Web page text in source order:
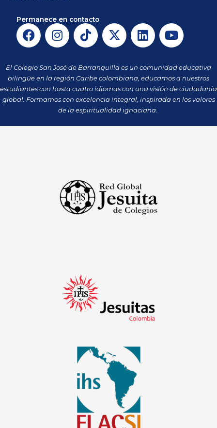
Permanece en contacto
F
a
e
b
o
o
I
n
t
a
g
r
a
m
T
i
t
o
k
X
-
w
i
t
t
e
r
L
i
k
e
d
i
n
Y
o
t
u
b
e
El Colegio San José de Barranquilla es un comunidad educativa
bilingüe en la región Caribe colombiana, educamos a nuestros
estudiantes con hasta cuatro idiomas con una visión de ciudadanía
global. Formamos con excelencia integral, inspirada en los valores
de la espiritualidad ignaciana.